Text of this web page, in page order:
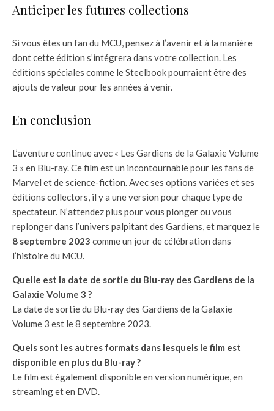
Anticiper les futures collections
Si vous êtes un fan du MCU, pensez à l’avenir et à la manière
dont cette édition s’intégrera dans votre collection. Les
éditions spéciales comme le Steelbook pourraient être des
ajouts de valeur pour les années à venir.
En conclusion
L’aventure continue avec « Les Gardiens de la Galaxie Volume
3 » en Blu-ray. Ce film est un incontournable pour les fans de
Marvel et de science-fiction. Avec ses options variées et ses
éditions collectors, il y a une version pour chaque type de
spectateur. N’attendez plus pour vous plonger ou vous
replonger dans l’univers palpitant des Gardiens, et marquez le
8 septembre 2023 comme un jour de célébration dans
l’histoire du MCU.
Quelle est la date de sortie du Blu-ray des Gardiens de la
Galaxie Volume 3 ?
La date de sortie du Blu-ray des Gardiens de la Galaxie
Volume 3 est le 8 septembre 2023.
Quels sont les autres formats dans lesquels le film est
disponible en plus du Blu-ray ?
Le film est également disponible en version numérique, en
streaming et en DVD.